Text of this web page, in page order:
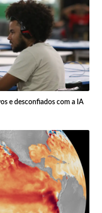
e desconfiados com a IA